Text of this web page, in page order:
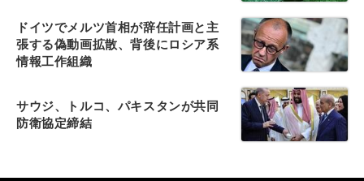
ドイツでメルツ首相が辞任計画と主
張する偽動画拡散、背後にロシア系
情報工作組織
サウジ、トルコ、パキスタンが共同
防衛協定締結